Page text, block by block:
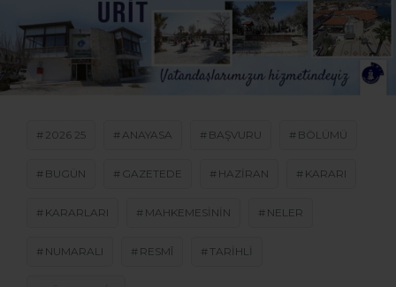
2026 25 ANAYASA BAŞVURU BÖLÜMÜ
BUGÜN GAZETEDE HAZIRAN KARARI
KARARLARI MAHKEMESININ NELER
NUMARALI RESMÎ TARIHLI